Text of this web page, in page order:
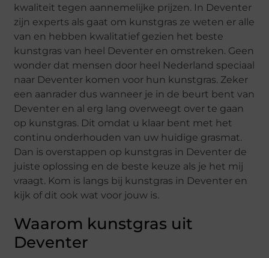
kwaliteit tegen aannemelijke prijzen. In Deventer
zijn experts als gaat om kunstgras ze weten er alle
van en hebben kwalitatief gezien het beste
kunstgras van heel Deventer en omstreken. Geen
wonder dat mensen door heel Nederland speciaal
naar Deventer komen voor hun kunstgras. Zeker
een aanrader dus wanneer je in de beurt bent van
Deventer en al erg lang overweegt over te gaan
op kunstgras. Dit omdat u klaar bent met het
continu onderhouden van uw huidige grasmat.
Dan is overstappen op kunstgras in Deventer de
juiste oplossing en de beste keuze als je het mij
vraagt. Kom is langs bij kunstgras in Deventer en
kijk of dit ook wat voor jouw is.
Waarom kunstgras uit
Deventer